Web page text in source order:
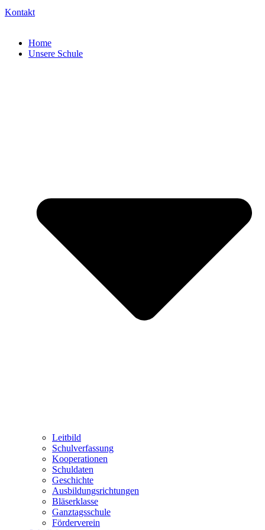
Kontakt
Home
Unsere Schule
Leitbild
Schulverfassung
Kooperationen
Schuldaten
Geschichte
Ausbildungsrichtungen
Bläserklasse
Ganztagsschule
Förderverein